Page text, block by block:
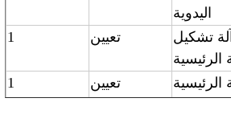
اليدوية
تشكيل
الرئيسية
تعيين 1
الرئيسية
تعيين 1